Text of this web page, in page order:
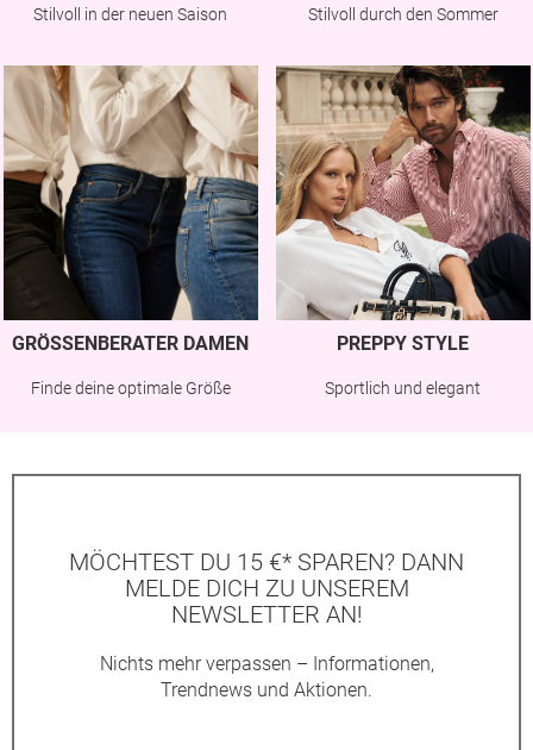
Stilvoll in der neuen Saison Stilvoll durch den Sommer
GRÖSSENBERATER DAMEN
Finde deine optimale Größe
PREPPY STYLE
Sportlich und elegant
MÖCHTEST DU 15 €* SPAREN? DANN
MELDE DICH ZU UNSEREM
NEWSLETTER AN!
Nichts mehr verpassen – Informationen,
Trendnews und Aktionen.